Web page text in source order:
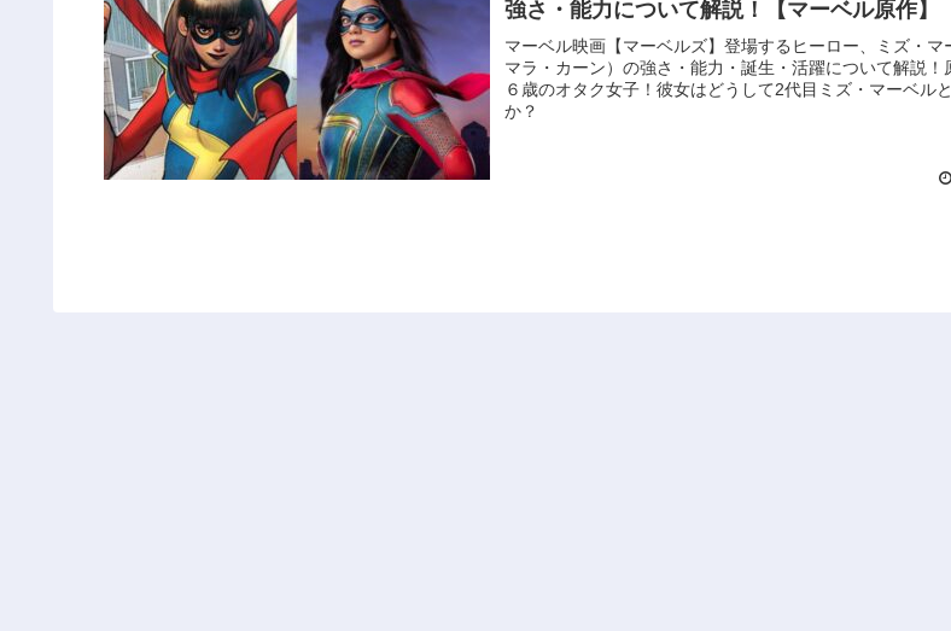
強さ・能力について解説！【マーベル原作】
マーベル映画【マーベルズ】登場するヒーロー、ミズ・マ
マラ・カーン）の強さ・能力・誕生・活躍について解説！
６歳のオタク女子！彼女はどうして2代目ミズ・マーベル
か？